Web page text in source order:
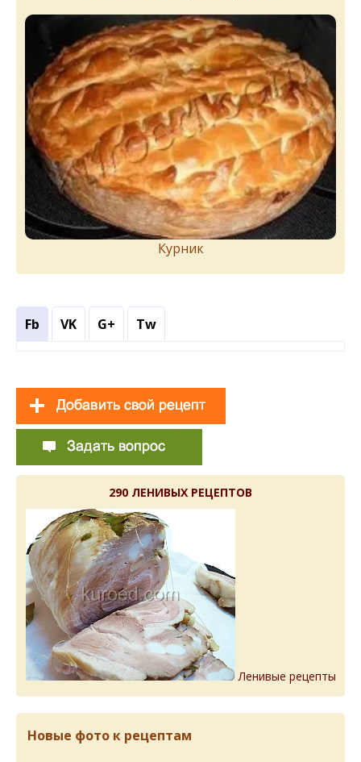
Курник
Fb VK G+ Tw
290 ЛЕНИВЫХ РЕЦЕПТОВ
Ленивые рецепты
Новые фото к рецептам